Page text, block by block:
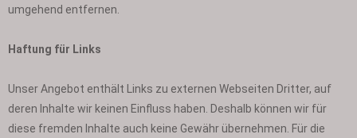
umgehend entfernen.
Haftung für Links
Unser Angebot enthält Links zu externen Webseiten Dritter, auf
deren Inhalte wir keinen Einfluss haben. Deshalb können wir für
diese fremden Inhalte auch keine Gewähr übernehmen. Für die